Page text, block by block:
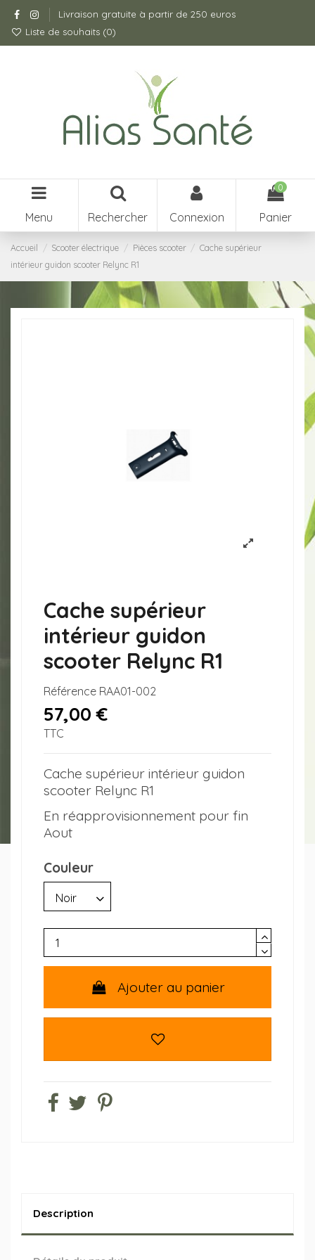
Livraison gratuite à partir de 250 euros
Liste de souhaits (0)
Menu Rechercher Connexion
0
Panier
Accueil Scooter électrique Pièces scooter
Cache supérieur
intérieur guidon scooter Relync R1
Cache supérieur
intérieur guidon
scooter Relync R1
Référence RAA01-002
57,00 €
TTC
Cache supérieur intérieur guidon
scooter Relync R1
En réapprovisionnement pour fin
Aout
Couleur
Ajouter au panier
Description